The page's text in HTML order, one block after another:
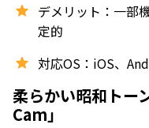
デメリット：一部
定的
対応OS：iOS、
柔らかい昭和トー
Cam」